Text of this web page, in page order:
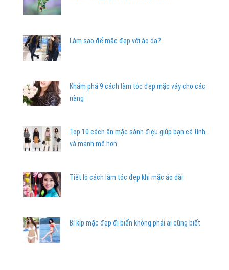
Làm sao để mặc đẹp với áo da?
Khám phá 9 cách làm tóc đẹp mặc váy cho các
nàng
Top 10 cách ăn mặc sành điệu giúp bạn cá tính
và mạnh mẽ hơn
Tiết lộ cách làm tóc đẹp khi mặc áo dài
Bí kíp mặc đẹp đi biển không phải ai cũng biết